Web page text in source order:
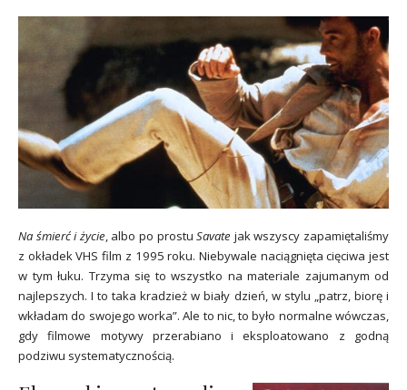
Na śmierć i życie, albo po prostuSavate jak wszyscy zapamiętaliśmy
z okładek VHS film z 1995 roku. Niebywale naciągnięta cięciwa jest
w tym łuku. Trzyma się to wszystko na materiale zajumanym od
najlepszych. I to taka kradzież w biały dzień, w stylu „patrz, biorę i
wkładam do swojego worka”. Ale to nic, to było normalne wówczas,
gdy filmowe motywy przerabiano i eksploatowano z godną
podziwu systematycznością.